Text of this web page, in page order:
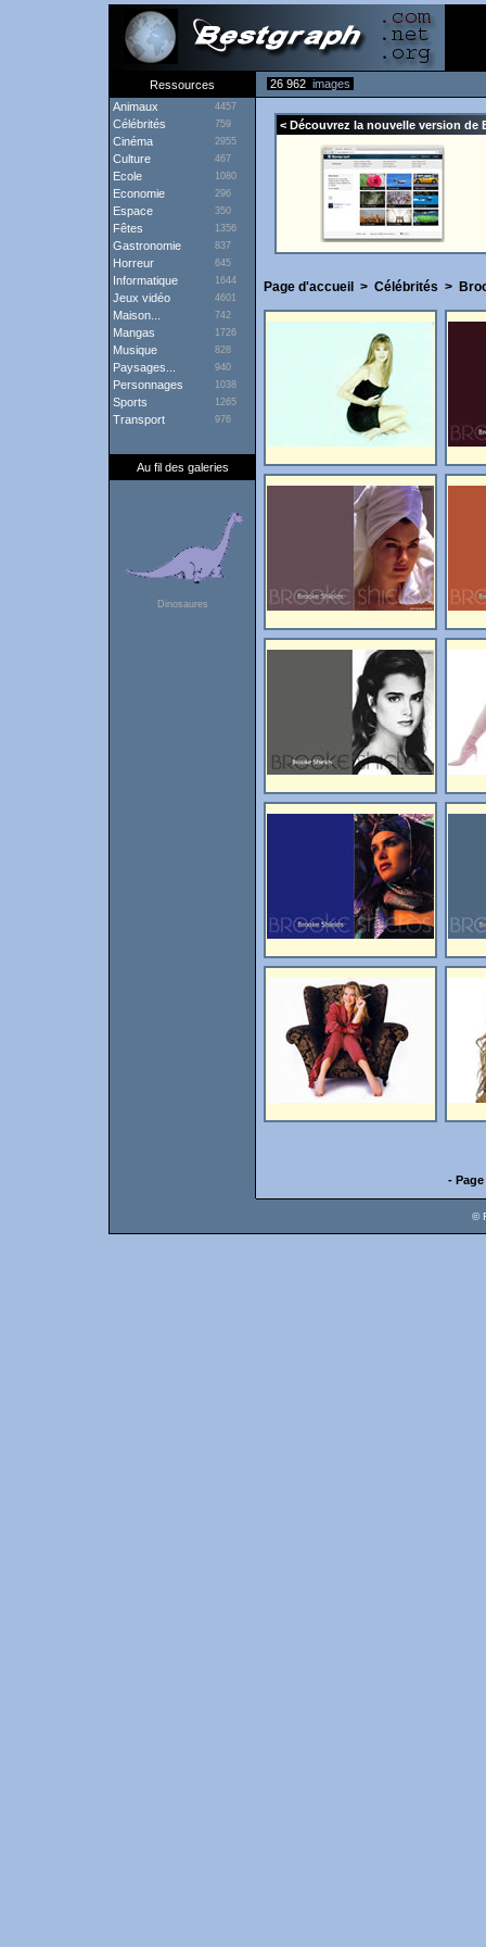
Ressources 26 962 images
Animaux
4457
Célébrités 759
Cinéma 2955
Culture 467
Ecole 1080
Economie 296
Espace 350
Fêtes 1356
Gastronomie 837
Horreur 645
Informatique 1644
Jeux vidéo 4601
Maison... 742
Mangas 1726
Musique 828
Paysages... 940
Personnages 1038
Sports 1265
Transport 976
Au fil des galeries
Dinosaures
< Découvrez la nouvelle version de
Page d'accueil > Célébrités >
-
©